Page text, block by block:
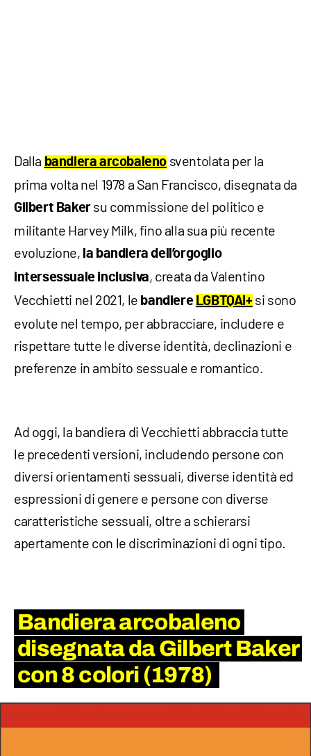
Dalla bandiera arcobaleno sventolata per la
prima volta nel 1978 a San Francisco, disegnata da
Gilbert Baker su commissione del politico e
militante Harvey Milk, fino alla sua più recente
evoluzione, la bandiera dell’orgoglio
intersessuale inclusiva, creata da Valentino
Vecchietti nel 2021, le bandiere LGBTQAI+si sono
evolute nel tempo, per abbracciare, includere e
rispettare tutte le diverse identità, declinazioni e
preferenze in ambito sessuale e romantico.
Ad oggi, la bandiera di Vecchietti abbraccia tutte
le precedenti versioni, includendo persone con
diversi orientamenti sessuali, diverse identità ed
espressioni di genere e persone con diverse
caratteristiche sessuali, oltre a schierarsi
apertamente con le discriminazioni di ogni tipo.
Bandiera arcobaleno
disegnata da Gilbert Baker
con 8 colori (1978)